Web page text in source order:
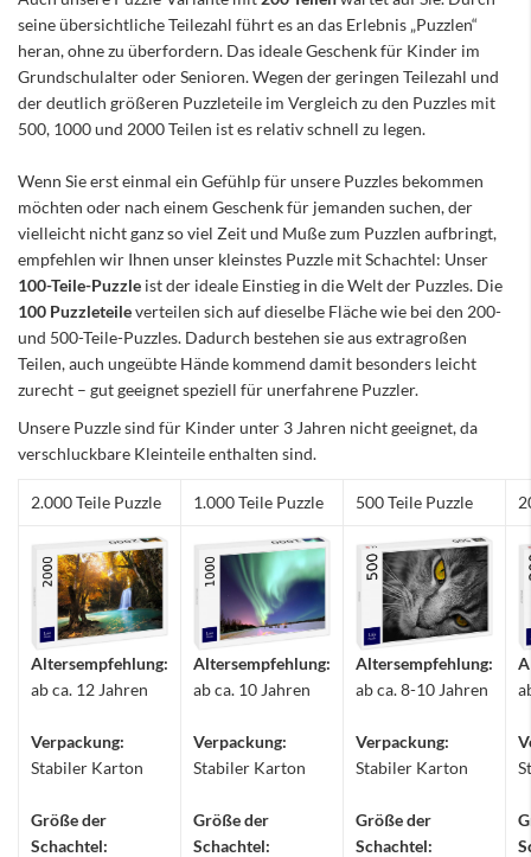
seine übersichtliche Teilezahl führt es an das Erlebnis „Puzzlen“
heran, ohne zu überfordern. Das ideale Geschenk für Kinder im
Grundschulalter oder Senioren. Wegen der geringen Teilezahl und
der deutlich größeren Puzzleteile im Vergleich zu den Puzzles mit
500, 1000 und 2000 Teilen ist es relativ schnell zu legen.
Wenn Sie erst einmal ein Gefühlp für unsere Puzzles bekommen
möchten oder nach einem Geschenk für jemanden suchen, der
vielleicht nicht ganz so viel Zeit und Muße zum Puzzlen aufbringt,
empfehlen wir Ihnen unser kleinstes Puzzle mit Schachtel: Unser
100-Teile-Puzzle ist der ideale Einstieg in die Welt der Puzzles. Die
100 Puzzleteileverteilen sich auf dieselbe Fläche wie bei den 200-
und 500-Teile-Puzzles. Dadurch bestehen sie aus extragroßen
Teilen, auch ungeübte Hände kommend damit besonders leicht
zurecht – gut geeignet speziell für unerfahrene Puzzler.
Unsere Puzzle sind für Kinder unter 3 Jahren nicht geeignet, da
verschluckbare Kleinteile enthalten sind.
2.000 Teile Puzzle 1.000 Teile Puzzle 500 Teile Puzzle
Altersempfehlung:
ab ca. 12 Jahren
Verpackung:
Stabiler Karton
Größe der
Schachtel:
Altersempfehlung:
ab ca. 10 Jahren
Verpackung:
Stabiler Karton
Größe der
Schachtel:
Altersempfehlung:
ab ca. 8-10 Jahren
Verpackung:
Stabiler Karton
Größe der
Schachtel: